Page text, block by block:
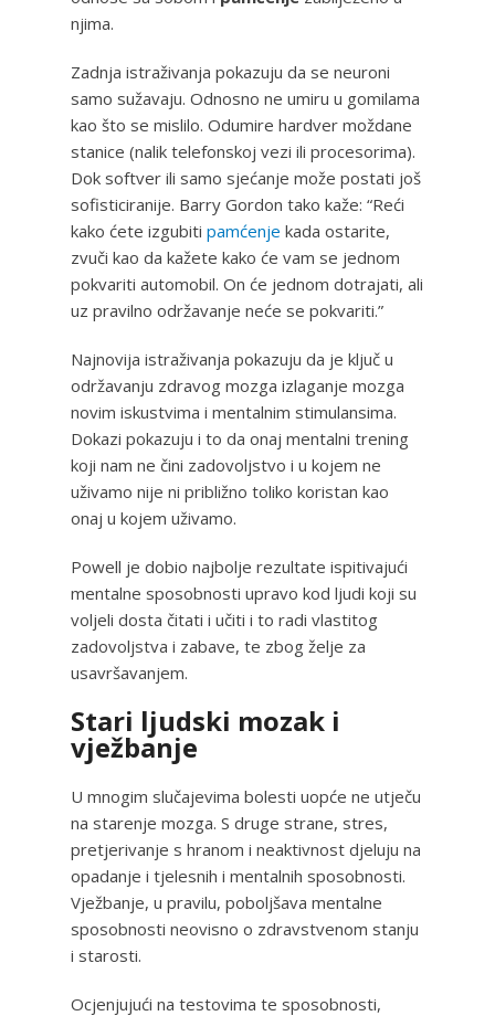
njima.
Zadnja istraživanja pokazuju da se neuroni
samo sužavaju. Odnosno ne umiru u gomilama
kao što se mislilo. Odumire hardver moždane
stanice (nalik telefonskoj vezi ili procesorima).
Dok softver ili samo sjećanje može postati još
sofisticiranije. Barry Gordon tako kaže: “Reći
kako ćete izgubiti pamćenje kada ostarite,
zvuči kao da kažete kako će vam se jednom
pokvariti automobil. On će jednom dotrajati, ali
uz pravilno održavanje neće se pokvariti.”
Najnovija istraživanja pokazuju da je ključ u
održavanju zdravog mozga izlaganje mozga
novim iskustvima i mentalnim stimulansima.
Dokazi pokazuju i to da onaj mentalni trening
koji nam ne čini zadovoljstvo i u kojem ne
uživamo nije ni približno toliko koristan kao
onaj u kojem uživamo.
Powell je dobio najbolje rezultate ispitivajući
mentalne sposobnosti upravo kod ljudi koji su
voljeli dosta čitati i učiti i to radi vlastitog
zadovoljstva i zabave, te zbog želje za
usavršavanjem.
Stari ljudski mozak i
vježbanje
U mnogim slučajevima bolesti uopće ne utječu
na starenje mozga. S druge strane, stres,
pretjerivanje s hranom i neaktivnost djeluju na
opadanje i tjelesnih i mentalnih sposobnosti.
Vježbanje, u pravilu, poboljšava mentalne
sposobnosti neovisno o zdravstvenom stanju
i starosti.
Ocjenjujući na testovima te sposobnosti,